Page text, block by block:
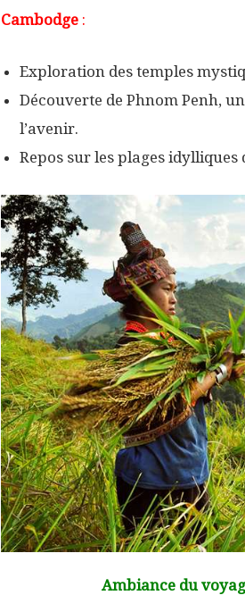
Cambodge :
Exploration des temples
Découverte de Phnom Penh,
l’avenir.
Repos sur les plages
Ambiance du